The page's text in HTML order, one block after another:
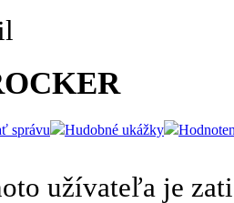
správu Hudobné ukážky
užívateľa je